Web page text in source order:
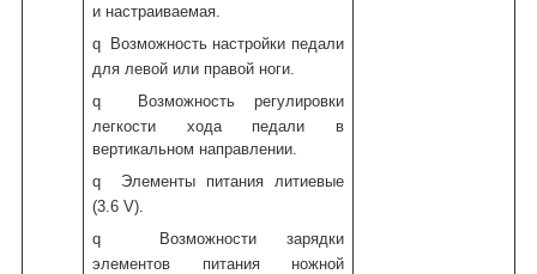
и настраиваемая.
q
Возможность настройки педали
для левой или правой ноги.
q
Возможность регулировки
легкости хода педали в
вертикальном направлении.
q
Элементы питания литиевые
(3.6 V).
q
Возможности зарядки
элементов питания ножной